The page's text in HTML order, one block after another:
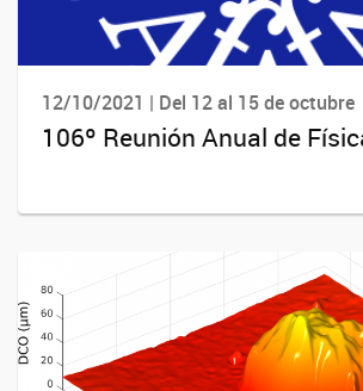
12/10/2021 | Del 12 al 15 de octubre
106º Reunión Anual de